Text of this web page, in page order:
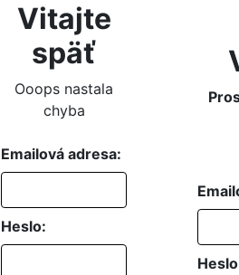
Vitajte
späť
Ooops nastala
chyba
Emailová adresa:
Heslo: